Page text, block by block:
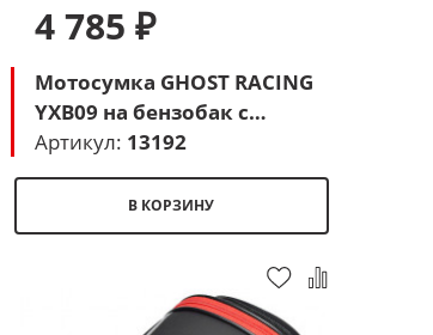
4 785 ₽
Мотосумка GHOST RACING
YXB09 на бензобак с
магнитом (черный)
Артикул: 13192
В КОРЗИНУ